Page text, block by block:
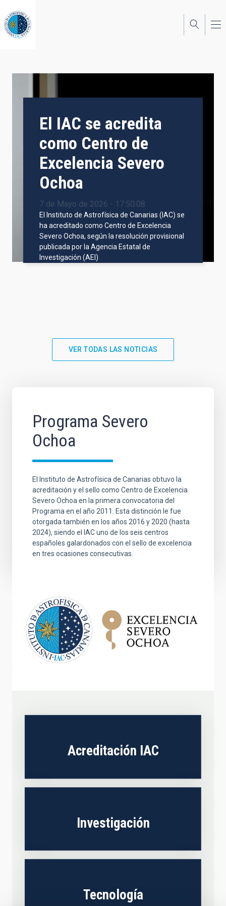
al
contenido
principal
El IAC se acredita
como Centro de
Excelencia Severo
Ochoa
7 de Mayo de 2026 - 17:50:08
El Instituto de Astrofísica de Canarias (IAC) se
ha acreditado como Centro de Excelencia
Severo Ochoa, según la resolución provisional
publicada por la Agencia Estatal de
Investigación (AEI)
VER TODAS LAS NOTICIAS
Programa Severo
Ochoa
El Instituto de Astrofísica de Canarias obtuvo la
acreditación y el sello como Centro de Excelencia
Severo Ochoa en la primera convocatoria del
Programa en el año 2011. Esta distinción le fue
otorgada también en los años 2016 y 2020 (hasta
2024), siendo el IAC uno de los seis centros
españoles galardonados con el sello de excelencia
en tres ocasiones consecutivas.
Acreditación IAC
Investigación
Tecnología